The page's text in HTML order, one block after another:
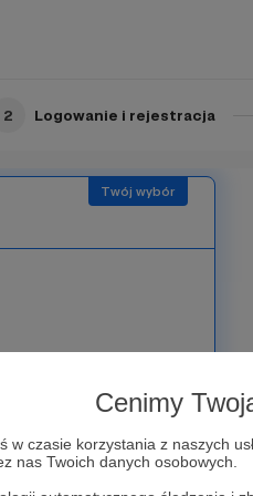
Cenimy
w czasie korzystania z naszych
nas Twoich danych osobowych.
2 Logowanie i rejestracja
zastąpić dwoma
pięcioma
Miłośników Bolesława
pięcioma
ogromny.